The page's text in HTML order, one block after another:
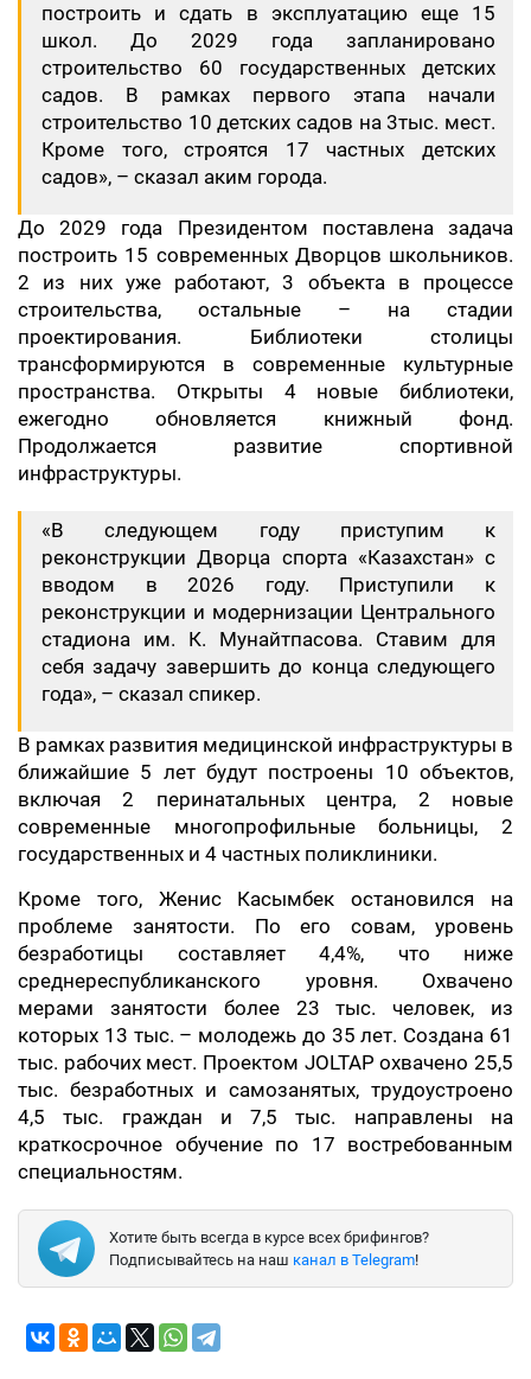
построить и сдать в эксплуатацию еще 15
школ. До 2029 года запланировано
строительство 60 государственных детских
садов. В рамках первого этапа начали
строительство 10 детских садов на 3тыс. мест.
Кроме того, строятся 17 частных детских
садов», – сказал аким города.
До 2029 года Президентом поставлена задача
построить 15 современных Дворцов школьников.
2 из них уже работают, 3 объекта в процессе
строительства, остальные – на стадии
проектирования. Библиотеки столицы
трансформируются в современные культурные
пространства. Открыты 4 новые библиотеки,
ежегодно обновляется книжный фонд.
Продолжается развитие спортивной
инфраструктуры.
«В следующем году приступим к
реконструкции Дворца спорта «Казахстан» с
вводом в 2026 году. Приступили к
реконструкции и модернизации Центрального
стадиона им. К. Мунайтпасова. Ставим для
себя задачу завершить до конца следующего
года», – сказал спикер.
В рамках развития медицинской инфраструктуры в
ближайшие 5 лет будут построены 10 объектов,
включая 2 перинатальных центра, 2 новые
современные многопрофильные больницы, 2
государственных и 4 частных поликлиники.
Кроме того, Женис Касымбек остановился на
проблеме занятости. По его совам, уровень
безработицы составляет 4,4%, что ниже
среднереспубликанского уровня. Охвачено
мерами занятости более 23 тыс. человек, из
которых 13 тыс. – молодежь до 35 лет. Создана 61
тыс. рабочих мест. Проектом JOLTAP охвачено 25,5
тыс. безработных и самозанятых, трудоустроено
4,5 тыс. граждан и 7,5 тыс. направлены на
краткосрочное обучение по 17 востребованным
специальностям.
Хотите быть всегда в курсе всех брифингов?
Подписывайтесь на наш канал в Telegram!